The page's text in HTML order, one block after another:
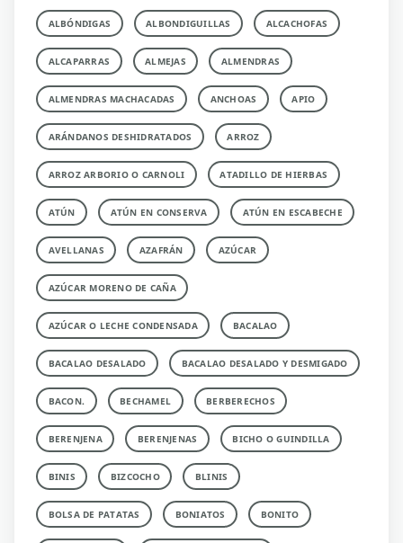
ALBÓNDIGAS ALBONDIGUILLAS ALCACHOFAS
ALCAPARRAS ALMEJAS ALMENDRAS
ALMENDRAS MACHACADAS ANCHOAS APIO
ARÁNDANOS DESHIDRATADOS ARROZ
ARROZ ARBORIO O CARNOLI ATADILLO DE HIERBAS
ATÚN ATÚN EN CONSERVA ATÚN EN ESCABECHE
AVELLANAS AZAFRÁN AZÚCAR
AZÚCAR MORENO DE CAÑA
AZÚCAR O LECHE CONDENSADA BACALAO
BACALAO DESALADO BACALAO DESALADO Y DESMIGADO
BACON. BECHAMEL BERBERECHOS
BERENJENA BERENJENAS BICHO O GUINDILLA
BINIS BIZCOCHO BLINIS
BOLSA DE PATATAS BONIATOS BONITO